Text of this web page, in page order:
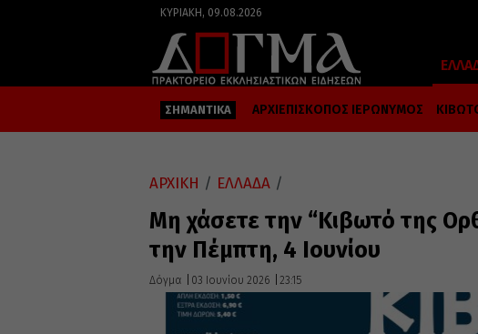
ΚΥΡΙΑΚΉ, 09.08.2026
ΣΗΜΑΝΤΙΚΑ ΑΡΧΙΕΠΙΣΚΟΠΟΣ ΙΕΡΩΝΥΜΟΣ
ΑΡΧΙΚΗ / ΕΛΛΑΔΑ /
Μη χάσετε την “Κιβωτό της
την Πέμπτη, 4 Ιουνίου
Δόγμα 03 Ιουνίου 2026 23:15